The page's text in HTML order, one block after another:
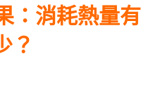
：消耗熱量有
？